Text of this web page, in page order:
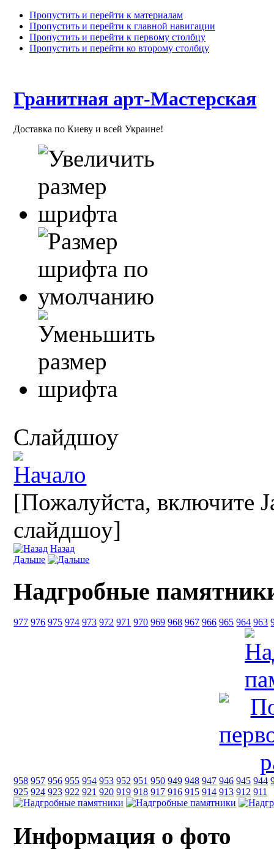
Пропустить и перейти к материалам
Пропустить и перейти к главной навигации
Пропустить и перейти к первому столбцу
Пропустить и перейти ко второму столбцу
Гранитная арт-Мастерская
Доставка по Киеву и всей Украине!
Слайдшоу
[Пожалуйста, включите
слайдшоу]
Назад
Дальше
Надгробные
977 976 975 974 973 972 971 970 969 968 967 966 965 964 963
958 957 956 955 954 953 952 951 950 949 948 947 946 945 944
925 924 923 922 921 920 919 918 917 916 915 914 913 912 911
Информация о фото